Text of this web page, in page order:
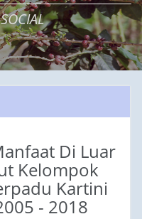
Di Luar
Kelompok
Kartini
- 2018